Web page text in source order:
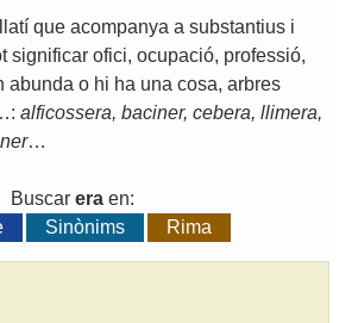
llatí que acompanya a substantius i
significar ofici, ocupació, professió,
abunda o hi ha una cosa, arbres
alficossera, baciner, cebera, llimera,
…
Buscar era en:
Sinònims Rima